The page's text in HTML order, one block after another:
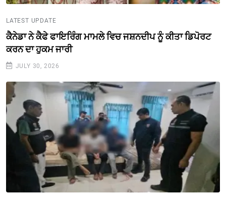
LATEST UPDATE
ਕੈਨੇਡਾ ਨੇ ਕੈਫੇ ਫਾਇਰਿੰਗ ਮਾਮਲੇ ਵਿਚ ਜਸ਼ਨਦੀਪ ਨੂੰ ਕੀਤਾ ਡਿਪੋਰਟ
ਕਰਨ ਦਾ ਹੁਕਮ ਜਾਰੀ
JULY 30, 2026